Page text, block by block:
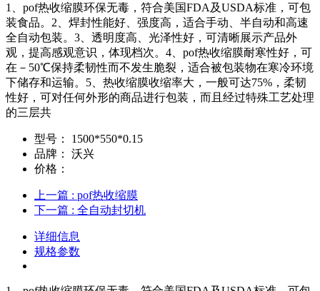
1、pof热收缩膜环保无毒，符合美国FDA及USDA标准，可包
装食品。2、焊封性能好、强度高，适合手动、半自动和高速
全自动包装。3、透明度高、光泽性好，可清晰展示产品外
观，提高感观意识，体现档次。4、pof热收缩膜耐寒性好，可
在－50℃保持柔韧性而不发生脆裂，适合被包装物在寒冷环境
下储存和运输。5、热收缩膜收缩率大，一般可达75%，柔韧
性好，可对任何外形的商品进行包装，而且经过特殊工艺处理
的三层共
型号：
1500*550*0.15
品牌：
沃兴
价格：
上一篇 : pof热收缩膜
下一篇 : 全自动封切机
详细信息
规格参数